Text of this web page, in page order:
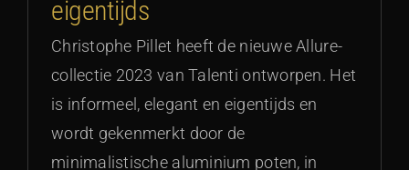
eigentijds
Christophe Pillet heeft de nieuwe Allure-
collectie 2023 van Talenti ontworpen. Het
is informeel, elegant en eigentijds en
wordt gekenmerkt door de
minimalistische aluminium poten, in